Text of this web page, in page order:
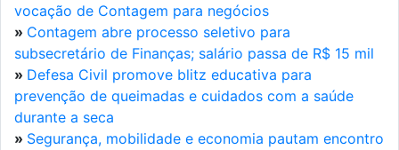
vocação de Contagem para negócios
» Contagem abre processo seletivo para
subsecretário de Finanças; salário passa de R$ 15 mil
» Defesa Civil promove blitz educativa para
prevenção de queimadas e cuidados com a saúde
durante a seca
» Segurança, mobilidade e economia pautam encontro